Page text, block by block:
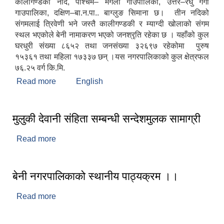
गाउपालिका, दक्षिण–बा.न.पा.. बाग्लुङ सिमाना छ। तीन नदिको
संगमलाई त्रिवेणी भने जस्तै कालीगण्डकी र म्याग्दी खोलाको संगम
स्थल भएकोले बेनी नामाकरण भएको जनश्रृति रहेका छ । यहाँको कुल
घरधुरी संख्या ८६५२ तथा जनसंख्या ३२६९७ रहेकोमा पुरुष
१५३६१ तथा महिला १७३३७ छन् ।यस नगरपालिकाको कुल क्षेत्रफल
७६.२५ वर्ग कि.मि.
Read more about बेनी नगरपालिकाको संक्षिप्त परिचय
English
मुलुकी देवानी संहिता सम्बन्धी सन्देशमुलक सामाग्री
Read more
बेनी नगरपालिकाको स्थानीय पाठ्‍यक्रम ।।
Read more